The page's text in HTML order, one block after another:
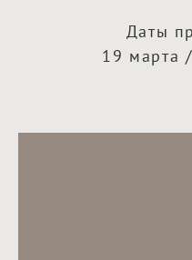
Даты
19 марта